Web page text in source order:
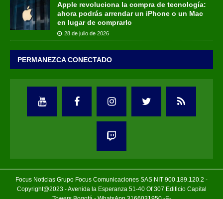
Apple revoluciona la compra de tecnología:
ahora podrás arrendar un iPhone o un Mac
en lugar de comprarlo
28 de julio de 2026
PERMANEZCA CONECTADO
Focus Noticias Grupo Focus Comunicaciones SAS NIT 900.189.120.2 -
Copyright@2023 - Avenida la Esperanza 51-40 Of 307 Edificio Capital